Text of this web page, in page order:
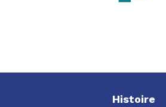
Histoire